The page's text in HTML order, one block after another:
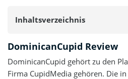
4 Sterne
3 Sterne
Inhaltsverzeichnis
DominicanCupid Review
DominicanCupid gehört zu den
Firma CupidMedia gehören. Die